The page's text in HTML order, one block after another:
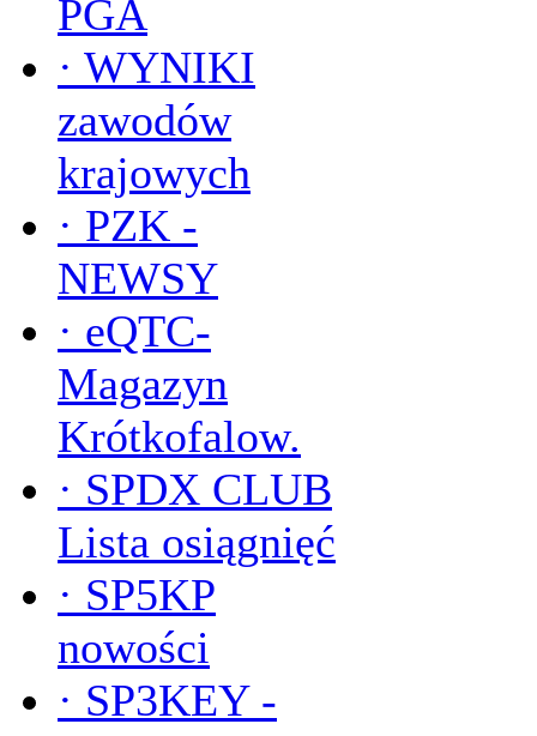
PGA
· WYNIKI
zawodów
krajowych
· PZK -
NEWSY
· eQTC-
Magazyn
Krótkofalow.
· SPDX CLUB
Lista osiągnięć
· SP5KP
nowości
· SP3KEY -